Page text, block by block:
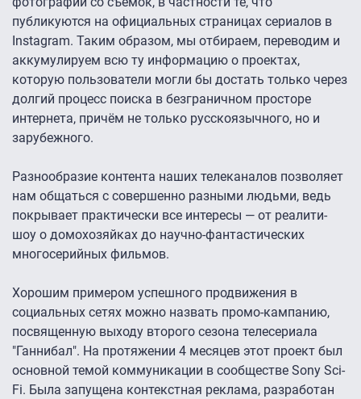
публикуются на официальных страницах сериалов в
Instagram. Таким образом, мы отбираем, переводим и
аккумулируем всю ту информацию о проектах,
которую пользователи могли бы достать только через
долгий процесс поиска в безграничном просторе
интернета, причём не только русскоязычного, но и
зарубежного.
Разнообразие контента наших телеканалов позволяет
нам общаться с совершенно разными людьми, ведь
покрывает практически все интересы — от реалити-
шоу о домохозяйках до научно-фантастических
многосерийных фильмов.
Хорошим примером успешного продвижения в
социальных сетях можно назвать промо-кампанию,
посвященную выходу второго сезона телесериала
"Ганнибал". На протяжении 4 месяцев этот проект был
основной темой коммуникации в сообществе Sony Sci-
Fi. Была запущена контекстная реклама, разработан